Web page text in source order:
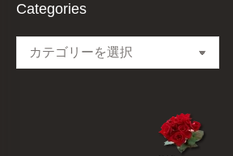
Categories
Categories